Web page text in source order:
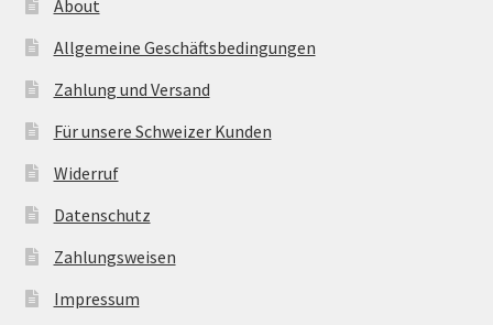
About
Allgemeine Geschäftsbedingungen
Zahlung und Versand
Für unsere Schweizer Kunden
Widerruf
Datenschutz
Zahlungsweisen
Impressum